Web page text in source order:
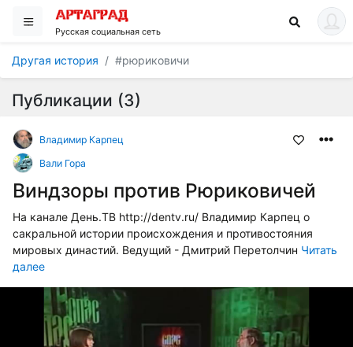
Русская социальная сеть
Другая история #рюриковичи
Публикации (3)
Владимир Карпец
Вали Гора
Виндзоры против Рюриковичей
На канале День.ТВ http://dentv.ru/ Владимир Карпец о
сакральной истории происхождения и противостояния
мировых династий. Ведущий - Дмитрий Перетолчин Читать
далее